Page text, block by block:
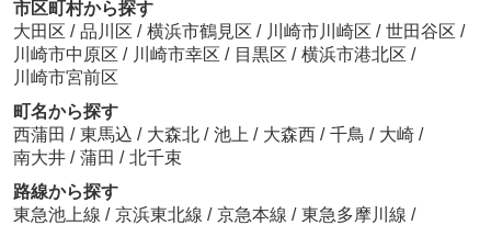
市区町村から探す
大田区 / 品川区 / 横浜市鶴見区 / 川崎市川崎区 / 世田谷区 /
川崎市中原区 / 川崎市幸区 / 目黒区 / 横浜市港北区 /
川崎市宮前区
町名から探す
西蒲田 / 東馬込 / 大森北 / 池上 / 大森西 / 千鳥 / 大崎 /
南大井 / 蒲田 / 北千束
路線から探す
東急池上線 / 京浜東北線 / 京急本線 / 東急多摩川線 /